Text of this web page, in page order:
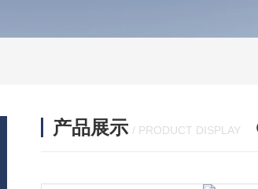
产品展示 / PRODUCT DISPLAY